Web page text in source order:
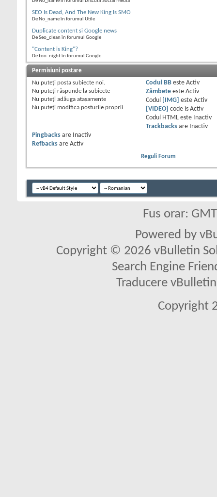
SEO Is Dead, And The New King Is SMO
De No_name în forumul Utile
Duplicate content si Google news
De Seo_clean în forumul Google
"Content is King"?
De too_night în forumul Google
Permisiuni postare
Nu puteţi posta subiecte noi.
Nu puteţi răspunde la subiecte
Nu puteţi adăuga ataşamente
Nu puteţi modifica posturile proprii
Codul BBeste Activ
Zâmbeteeste Activ
Codul
[IMG] este Activ
[VIDEO] code is Activ
Codul HTML este
Inactiv
Trackbacksare
Inactiv
Pingbacks are
Inactiv
Refbacks are Activ
Reguli Forum
Fus orar:
Powered by
Copyright © 2026 vBulletin
Search Engine
Traducere
Copyright